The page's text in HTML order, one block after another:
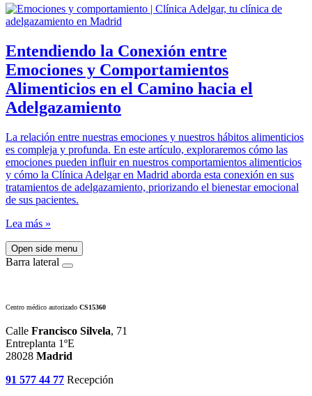
Entendiendo la Conexión entre
Emociones y Comportamientos
Alimenticios en el Camino hacia el
Adelgazamiento
La relación entre nuestras emociones y nuestros hábitos alimenticios
es compleja y profunda. En este artículo, exploraremos cómo las
emociones pueden influir en nuestros comportamientos alimenticios
y cómo la Clínica Adelgar en Madrid aborda esta conexión en sus
tratamientos de adelgazamiento, priorizando el bienestar emocional
de sus pacientes.
Lea más »
Open side menu
Barra lateral
Centro médico autorizado CS15360
Calle Francisco Silvela, 71
Entreplanta 1ºE
28028 Madrid
91 577 44 77 Recepción